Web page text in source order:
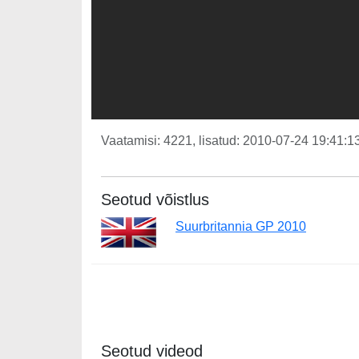
Vaatamisi: 4221, lisatud: 2010-07-24
Seotud võistlus
Suurbritannia GP 2010
Seotud videod